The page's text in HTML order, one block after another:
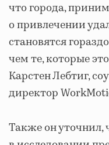
что города,
о привлечении
становятся
чем те, которые
Карстен Лебтиг,
директор
Также он уточнил,